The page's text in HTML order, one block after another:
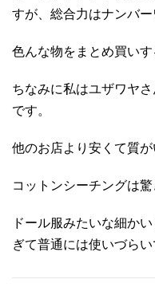
すが、総合力はナンバー
色んな物をまとめ買いす
ちなみに私はユザワヤ
です。
他のお店より安くて質が
コットンシーチングは
ドール服みたいな細か
ぎて普通には使いづらい